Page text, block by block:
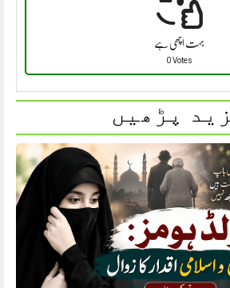
بہت اچھی ہے
0 Votes
پڑھیں